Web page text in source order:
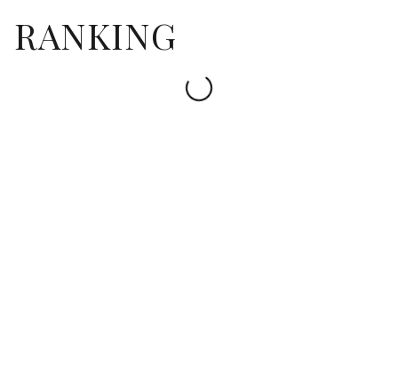
RANKING